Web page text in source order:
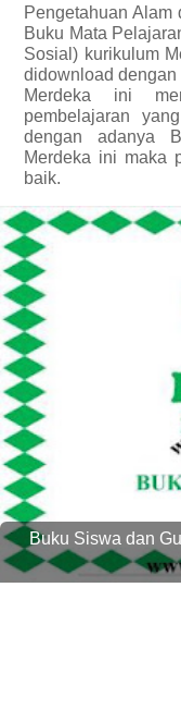
Pengetahuan Alam
Buku Mata
Sosial) kurikulum
didownload
Merdeka ini
pembelajaran
dengan adanya
Merdeka ini maka
baik.
Buku Siswa dan